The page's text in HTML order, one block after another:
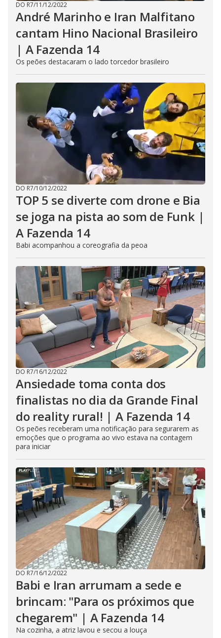
DO R7/11/12/2022
André Marinho e Iran Malfitano
cantam Hino Nacional Brasileiro
| A Fazenda 14
Os peões destacaram o lado torcedor brasileiro
DO R7/10/12/2022
TOP 5 se diverte com drone e Bia
se joga na pista ao som de Funk |
A Fazenda 14
Babi acompanhou a coreografia da peoa
DO R7/16/12/2022
Ansiedade toma conta dos
finalistas no dia da Grande Final
do reality rural! | A Fazenda 14
Os peões receberam uma notificação para segurarem as
emoções que o programa ao vivo estava na contagem
para iniciar
DO R7/16/12/2022
Babi e Iran arrumam a sede e
brincam: "Para os próximos que
chegarem" | A Fazenda 14
Na cozinha, a atriz lavou e secou a louça